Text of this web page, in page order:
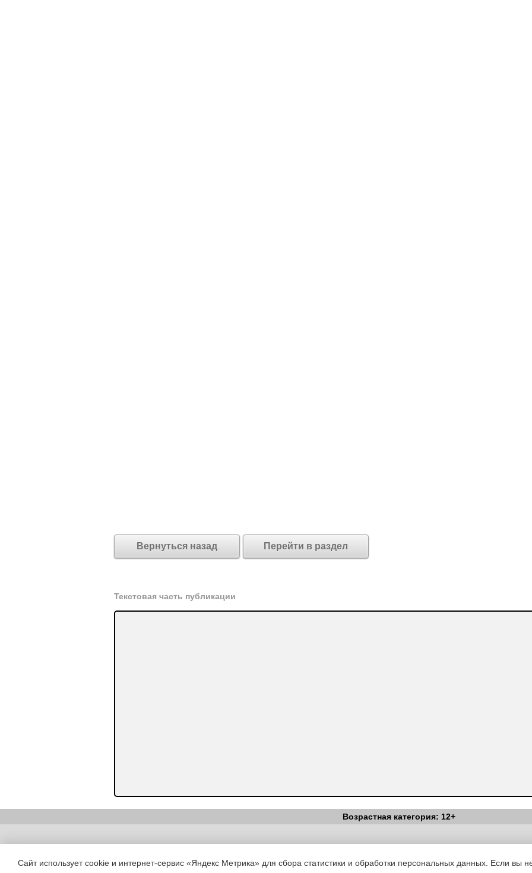
Вернуться назад Перейти в раздел
Текстовая часть публикации
Возрастная категория: 12+
Copyright (c) |Вестник Педагога|Об издании|Условия|Политика
Сайт использует cookie и интернет-сервис «Яндекс Метрика» для сбора статистики и обработки персональных данных. Если вы